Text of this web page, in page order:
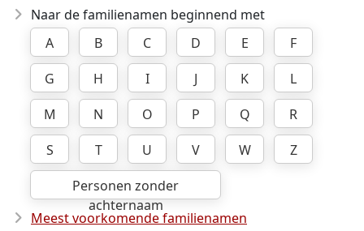
Naar de familienamen beginnend met
A
B C D E
F
G
H I J K
L
M
N O P Q
R
S
T U V W
Z
Personen zonder
achternaam
Meest voorkomende familienamen